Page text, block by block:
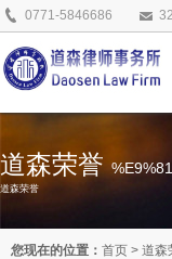
0771-5846686
道森荣誉
道森荣誉
您现在的位置： 首页 > 道森